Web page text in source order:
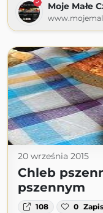
Moje Małe
20 września 2015
Chleb
pszennym
108 0